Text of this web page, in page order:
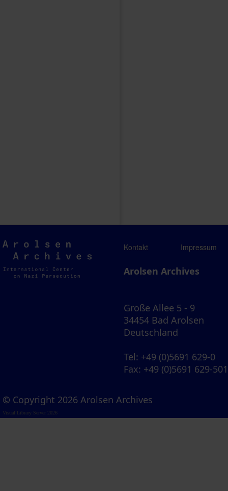
Arolsen
Archives
Kontakt Impressum
Arolsen Archives
Große Allee 5 - 9
34454 Bad Arolsen
Deutschland
Tel: +49 (0)5691 629-0
Fax: +49 (0)5691 629-501
© Copyright 2026 Arolsen Archives
Visual Library Server 2026